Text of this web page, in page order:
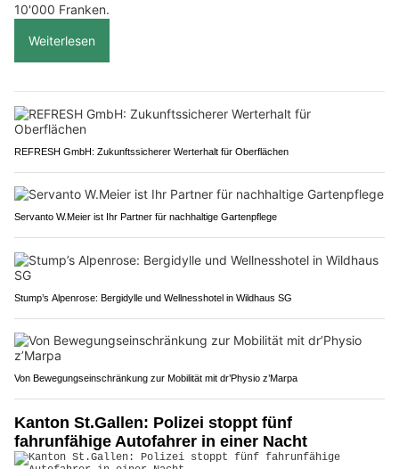
10'000 Franken.
Weiterlesen
REFRESH GmbH: Zukunftssicherer Werterhalt für Oberflächen
Servanto W.Meier ist Ihr Partner für nachhaltige Gartenpflege
Stump’s Alpenrose: Bergidylle und Wellnesshotel in Wildhaus SG
Von Bewegungseinschränkung zur Mobilität mit dr’Physio z’Marpa
Kanton St.Gallen: Polizei stoppt fünf
fahrunfähige Autofahrer in einer Nacht